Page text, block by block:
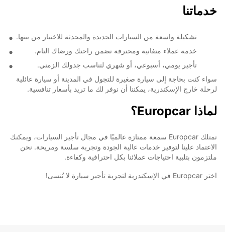
خدماتنا
تشكيلة واسعة من السيارات الجديدة والمحدثة للاختيار من بينها.
خدمة عملاء متفانية ومحترفة تضمن راحتك ورضاك التام.
تأجير يومي، أسبوعي، أو شهري لتناسب جدولك الزمني.
سواء كنت بحاجة إلى سيارة صغيرة للتجول في المدينة أو سيارة عائلية
لرحلة خارج الإسكندرية، يمكننا أن نوفر لك ما تريد بأسعار تنافسية.
لماذا Europcar؟
تمتلك Europcar سمعة ممتازة عالميًا في مجال تأجير السيارات، ويمكنك
الاعتماد علينا لتوفير خدمات عالية الجودة وتجربة سلسة ومريحة. نحن
ملتزمون بتلبية احتياجات عملائنا بكل احترافية وكفاءة.
اختر Europcar في الإسكندرية لتجربة تأجير سيارة لا تُنسى!